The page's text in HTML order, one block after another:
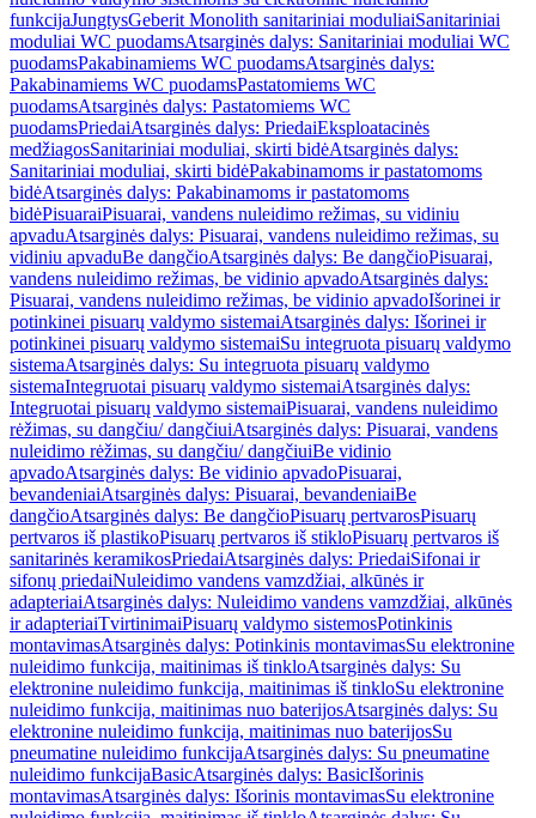
funkcijaJungtysGeberit Monolith sanitariniai moduliaiSanitariniai
moduliai WC puodamsAtsarginės dalys: Sanitariniai moduliai WC
puodamsPakabinamiems WC puodamsAtsarginės dalys:
Pakabinamiems WC puodamsPastatomiems WC
puodamsAtsarginės dalys: Pastatomiems WC
puodamsPriedaiAtsarginės dalys: PriedaiEksploatacinės
medžiagosSanitariniai moduliai, skirti bidėAtsarginės dalys:
Sanitariniai moduliai, skirti bidėPakabinamoms ir pastatomoms
bidėAtsarginės dalys: Pakabinamoms ir pastatomoms
bidėPisuaraiPisuarai, vandens nuleidimo režimas, su vidiniu
apvaduAtsarginės dalys: Pisuarai, vandens nuleidimo režimas, su
vidiniu apvaduBe dangčioAtsarginės dalys: Be dangčioPisuarai,
vandens nuleidimo režimas, be vidinio apvadoAtsarginės dalys:
Pisuarai, vandens nuleidimo režimas, be vidinio apvadoIšorinei ir
potinkinei pisuarų valdymo sistemaiAtsarginės dalys: Išorinei ir
potinkinei pisuarų valdymo sistemaiSu integruota pisuarų valdymo
sistemaAtsarginės dalys: Su integruota pisuarų valdymo
sistemaIntegruotai pisuarų valdymo sistemaiAtsarginės dalys:
Integruotai pisuarų valdymo sistemaiPisuarai, vandens nuleidimo
rėžimas, su dangčiu/ dangčiuiAtsarginės dalys: Pisuarai, vandens
nuleidimo rėžimas, su dangčiu/ dangčiuiBe vidinio
apvadoAtsarginės dalys: Be vidinio apvadoPisuarai,
bevandeniaiAtsarginės dalys: Pisuarai, bevandeniaiBe
dangčioAtsarginės dalys: Be dangčioPisuarų pertvarosPisuarų
pertvaros iš plastikoPisuarų pertvaros iš stikloPisuarų pertvaros iš
sanitarinės keramikosPriedaiAtsarginės dalys: PriedaiSifonai ir
sifonų priedaiNuleidimo vandens vamzdžiai, alkūnės ir
adapteriaiAtsarginės dalys: Nuleidimo vandens vamzdžiai, alkūnės
ir adapteriaiTvirtinimaiPisuarų valdymo sistemosPotinkinis
montavimasAtsarginės dalys: Potinkinis montavimasSu elektronine
nuleidimo funkcija, maitinimas iš tinkloAtsarginės dalys: Su
elektronine nuleidimo funkcija, maitinimas iš tinkloSu elektronine
nuleidimo funkcija, maitinimas nuo baterijosAtsarginės dalys: Su
elektronine nuleidimo funkcija, maitinimas nuo baterijosSu
pneumatine nuleidimo funkcijaAtsarginės dalys: Su pneumatine
nuleidimo funkcijaBasicAtsarginės dalys: BasicIšorinis
montavimasAtsarginės dalys: Išorinis montavimasSu elektronine